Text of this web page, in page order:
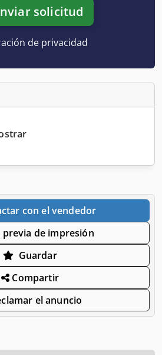
solicitud
de privacidad
con el vendedor
previa de impresión
Guardar
Compartir
el anuncio